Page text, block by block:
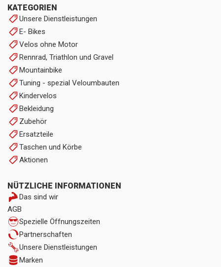
KATEGORIEN
Unsere Dienstleistungen
E- Bikes
Velos ohne Motor
Rennrad, Triathlon und Gravel
Mountainbike
Tuning - spezial Veloumbauten
Kindervelos
Bekleidung
Zubehör
Ersatzteile
Taschen und Körbe
Aktionen
NÜTZLICHE INFORMATIONEN
Das sind wir
AGB
Spezielle Öffnungszeiten
Partnerschaften
Unsere Dienstleistungen
Marken